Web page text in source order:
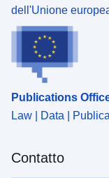
dell'Unione
Publications
Law | Data |
Contatto